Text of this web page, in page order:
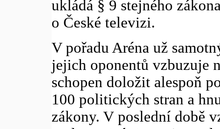
ukládá § 9 stejného
o České televizi.
V pořadu Aréna už
jejich oponentů vzbuzuje
schopen doložit alespoň
100 politických stran a
zákony. V poslední době